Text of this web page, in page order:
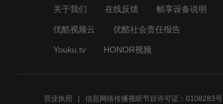
关于我们 在线反馈 帧享设备说明
优酷视频云 优酷社会责任报告
Youku.tv HONOR视频
营业执照 信息网络传播视听节目许可证：0108283号